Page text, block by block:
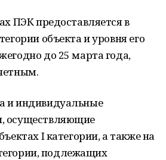
ПЭК предоставляется в
объекта и уровня его
до 25 марта года,
и индивидуальные
осуществляющие
I категории, а также на
подлежащих